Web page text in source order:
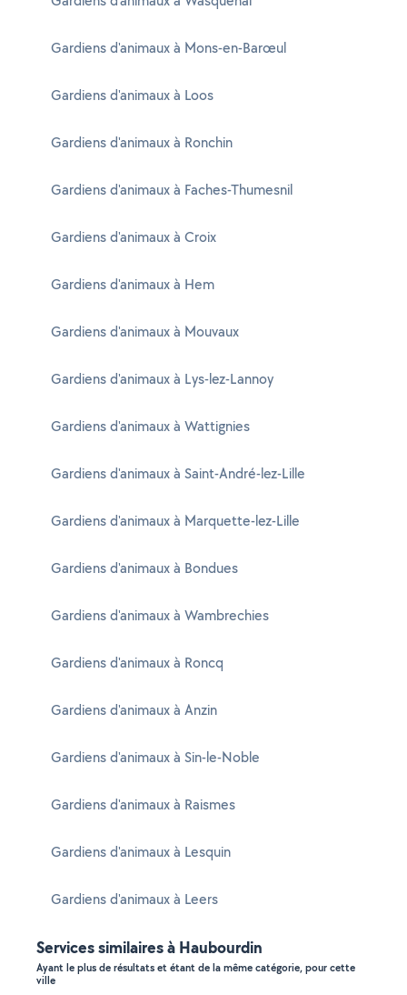
Gardiens d'animaux à Mons-en-Barœul
Gardiens d'animaux à Loos
Gardiens d'animaux à Ronchin
Gardiens d'animaux à Faches-Thumesnil
Gardiens d'animaux à Croix
Gardiens d'animaux à Hem
Gardiens d'animaux à Mouvaux
Gardiens d'animaux à Lys-lez-Lannoy
Gardiens d'animaux à Wattignies
Gardiens d'animaux à Saint-André-lez-Lille
Gardiens d'animaux à Marquette-lez-Lille
Gardiens d'animaux à Bondues
Gardiens d'animaux à Wambrechies
Gardiens d'animaux à Roncq
Gardiens d'animaux à Anzin
Gardiens d'animaux à Sin-le-Noble
Gardiens d'animaux à Raismes
Gardiens d'animaux à Lesquin
Gardiens d'animaux à Leers
Services similaires à Haubourdin
Ayant le plus de résultats et étant de la même catégorie, pour cette
ville